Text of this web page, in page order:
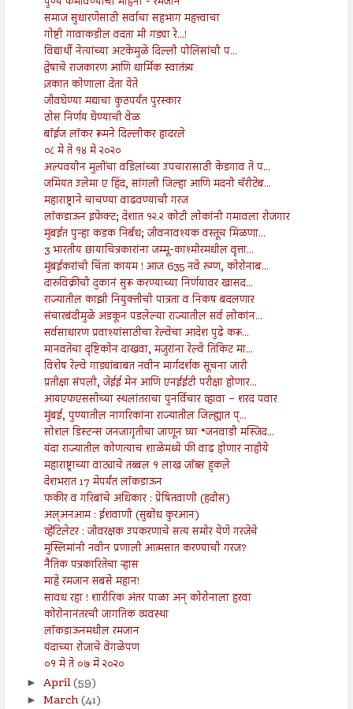
समाज सुधारणेसाठी सर्वाचा सहभाग महत्त्वाचा
गोष्टी गावाकडील वदता मी गड्या रे...!
विद्यार्थी नेत्यांच्या अटकेमुळे दिल्ली पोलिसांची प...
द्वेषाचे राजकारण आणि धार्मिक स्वातंत्र्य
ज़कात कोणाला देता येते
जीवघेण्या मद्याचा कुठपर्यंत पुरस्कार
ठोस निर्णय घेण्याची वेळ
बॉईज लॉकर रूमने दिल्लीकर हादरले
०८ मे ते १४ मे २०२०
अल्पवयीन मुलींचा वडिलांच्या उपचारासाठी केडगाव ते प...
जमियत उलेमा ए हिंद, सांगली जिल्हा आणि मदनी चॅरीटेब...
महाराष्ट्राने चाचण्या वाढवण्याची गरज
लॉकडाऊन इफेक्ट; देशात १२.२ कोटी लोकांनी गमावला रोजगार
मुंबईत पुन्हा कडक निर्बंध; जीवनावश्यक वस्तूच मिळणा...
3 भारतीय छायाचित्रकारांना जम्मू-काश्मीरमधील वृत्ता...
मुंबईकरांची चिंता कायम ! आज 635 नवे रुग्ण, कोरोनाब...
दारुविक्रीची दुकानं सुरू करण्याच्या निर्णयावर खासद...
राज्यातील काझी नियुक्तीची पात्रता व निकष बदलणार
संचारबंदीमुळे अडकून पडलेल्या राज्यातील सर्व लोकांन...
सर्वसाधारण प्रवाश्यांसाठीचा रेल्वेचा आदेश पुढे करू...
मानवतेचा दृष्टिकोन दाखवा, मजुरांना रेल्वे तिकिट मा...
विशेष रेल्वे गाड्यांबाबत नवीन मार्गदर्शक सूचना जारी
प्रतीक्षा संपली, जेईई मेन आणि एनईईटी परीक्षा होणार...
आयएफएससीच्या स्थलांतराचा पुनर्विचार व्हावा – शरद पवार
मुंबई, पुण्यातील नागरिकांना राज्यातील जिल्ह्यात प्...
सोशल डिस्टन्स जनजागृतीचा जाणून घ्या “जनवाडी मस्जिद...
यंदा राज्यातील कोणत्याच शाळेमध्ये फी वाढ होणार नाहीये
महाराष्ट्राच्या वाट्याचे तब्बल १ लाख जॉब्स हुकले
देशभरात 17 मेपर्यंत लॉकडाऊन
फकीर व गरिबांचे अधिकार : प्रेषितवाणी (हदीस)
अल्अनआम : ईशवाणी (सुबोध कुरआन)
व्हेंटिलेटर : जीवरक्षक उपकरणाचे सत्य समोर येणे गरजेचे
मुस्लिमांनी नवीन प्रणाली आत्मसात करण्याची गरज?
नैतिक पत्रकारितेचा ऱ्हास
माहे रमजान सबसे महान!
सावध रहा ! शारीरिक अंतर पाळा अन् कोरोनाला हरवा
कोरोनानंतरची जागतिक व्यवस्था
लॉकडाऊनमधील रमजान
यंदाच्या रोजाचे वेगळेपण
०१ मे ते ०७ मे २०२०
► April(59)
► March(41)